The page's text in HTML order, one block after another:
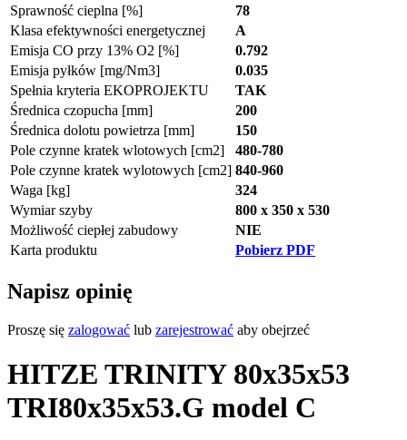
Sprawność cieplna [%]
78
Klasa efektywności energetycznej
A
Emisja CO przy 13% O2 [%]
0.792
Emisja pyłków [mg/Nm3]
0.035
Spełnia kryteria EKOPROJEKTU
TAK
Średnica czopucha [mm]
200
Średnica dolotu powietrza [mm]
150
Pole czynne kratek wlotowych [cm2]
480-780
Pole czynne kratek wylotowych [cm2] 840-960
Waga [kg]
324
Wymiar szyby
800 x 350 x 530
Możliwość ciepłej zabudowy
NIE
Karta produktu
Pobierz PDF
Napisz opinię
Proszę się zalogować lub zarejestrować aby obejrzeć
HITZE TRINITY 80x35x53
TRI80x35x53.G model C